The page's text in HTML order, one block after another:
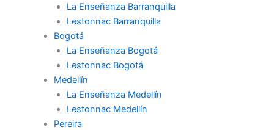
La Enseñanza Barranquilla
Lestonnac Barranquilla
Bogotá
La Enseñanza Bogotá
Lestonnac Bogotá
Medellín
La Enseñanza Medellín
Lestonnac Medellín
Pereira